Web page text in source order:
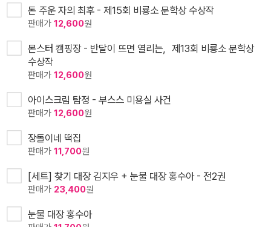
돈 주운 자의 최후 - 제15회 비룡소 문학상 수상작
판매가 12,600원
몬스터 캠핑장 - 반달이 뜨면 열리는，제13회 비룡소 문학상
수상작
판매가 12,600원
아이스크림 탐정 - 부스스 미용실 사건
판매가 12,600원
장돌이네 떡집
판매가 11,700원
[세트] 찾기 대장 김지우 + 눈물 대장 홍수아 - 전2권
판매가 23,400원
눈물 대장 홍수아